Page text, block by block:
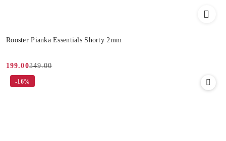
Rooster Pianka Essentials Shorty 2mm
Cena
promocyjna:
199.00
Cena
przed
349.00
-16%